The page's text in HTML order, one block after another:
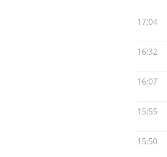
17:04
16:32
16:07
15:55
15:50